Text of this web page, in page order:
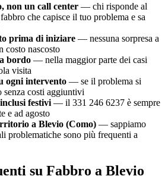
non un call center — chi risponde al
che capisce il tuo problema e sa
prima di iniziare — nessuna sorpresa a
costo nascosto
bordo — nella maggior parte dei casi
visita
ogni intervento — se il problema si
senza costi aggiuntivi
festivi — il 331 246 6237 è sempre
e ad agosto
a Blevio (Como) — sappiamo
problematiche sono più frequenti a
su Fabbro a Blevio